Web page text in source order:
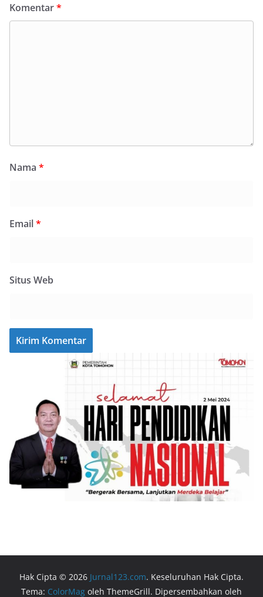
Komentar*
Nama *
Email*
Situs Web
Hak Cipta © 2026 Jurnal123.com. Keseluruhan Hak Cipta.
Tema: ColorMag oleh ThemeGrill. Dipersembahkan oleh